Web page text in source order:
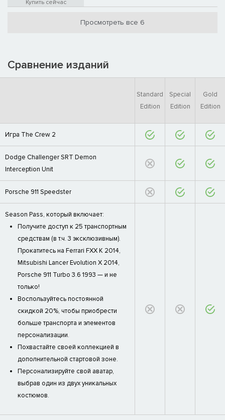
Купить сейчас
Просмотреть все 6
Сравнение изданий
Standard
Edition
Special
Edition
Gold
Edition
Игра The Crew 2
Dodge Challenger SRT Demon
Interception Unit
Porsche 911 Speedster
Season Pass, который включает:
Получите доступ к 25 транспортным
средствам (в т.ч. 3 эксклюзивным).
Прокатитесь на Ferrari FXX K 2014,
Mitsubishi Lancer Evolution X 2014,
Porsche 911 Turbo 3.6 1993 — и не
только!
Воспользуйтесь постоянной
скидкой 20%, чтобы приобрести
больше транспорта и элементов
персонализации.
Похвастайте своей коллекцией в
дополнительной стартовой зоне.
Персонализируйте свой аватар,
выбрав один из двух уникальных
костюмов.